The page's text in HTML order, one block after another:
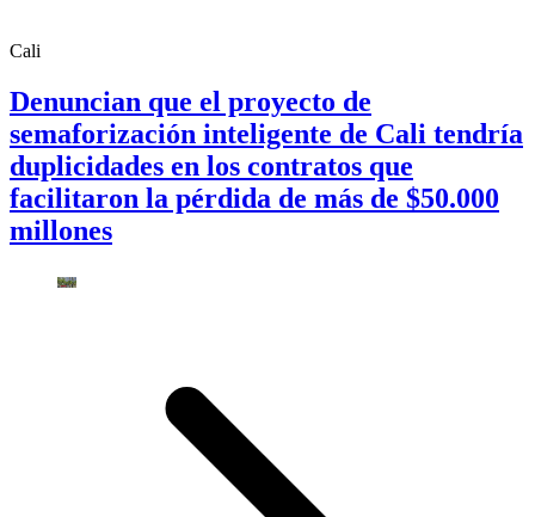
Cali
Denuncian que el proyecto de
semaforización inteligente de Cali tendría
duplicidades en los contratos que
facilitaron la pérdida de más de $50.000
millones